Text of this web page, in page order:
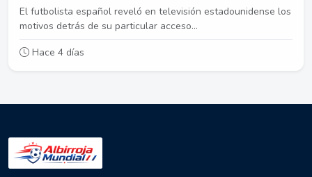
El futbolista español reveló en televisión estadounidense los
motivos detrás de su particular acceso...
Hace 4 días